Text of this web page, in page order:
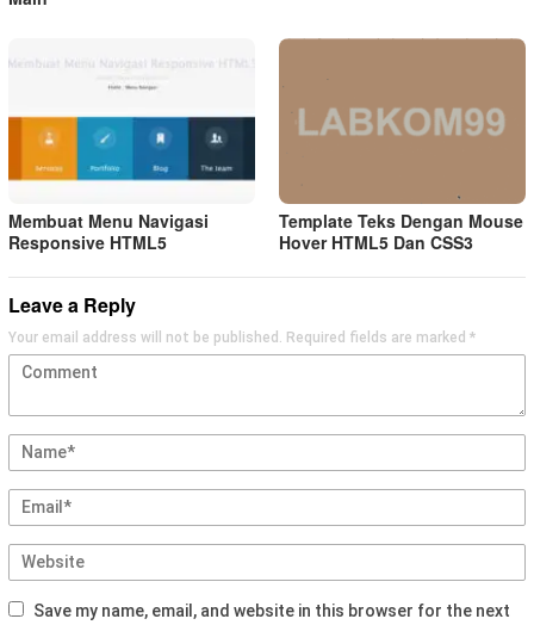
Membuat Menu Navigasi
Responsive HTML5
Template Teks Dengan Mouse
Hover HTML5 Dan CSS3
Leave a Reply
Your email address will not be published. Required fields are marked *
Save my name, email, and website in this browser for the next